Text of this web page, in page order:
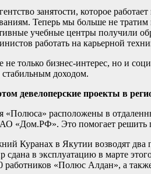
занятости, которое
Теперь мы больше не
учебные центры получили
работать на карьерной
только бизнес-интерес, но и
доходом.
девелоперские проекты в
расположены в
АО «Дом.РФ». Это помогает решить
Куранах в Якутии возводят
сдана в эксплуатацию в марте
работников «Полюс Алдан», а